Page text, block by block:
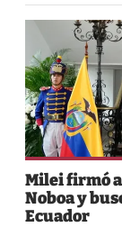
Milei firmó
Noboa y
Ecuador